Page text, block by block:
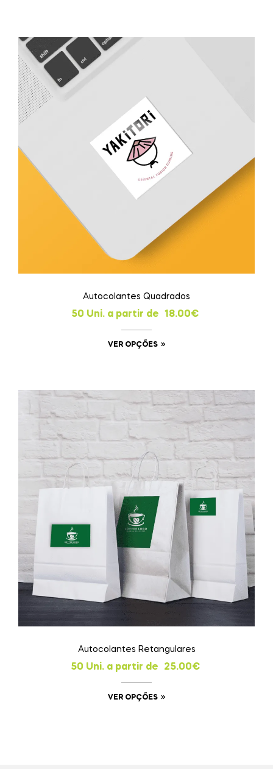
Autocolantes Quadrados
50 Uni. a partir de 18.00€
VER OPÇÕES
Autocolantes Retangulares
50 Uni. a partir de 25.00€
VER OPÇÕES